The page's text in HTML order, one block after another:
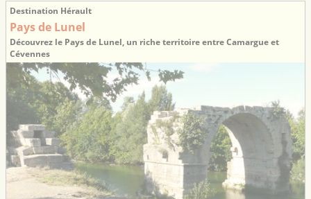
Destination Hérault
Pays de Lunel
Découvrez le Pays de Lunel, un riche territoire entre Camargue et
Cévennes